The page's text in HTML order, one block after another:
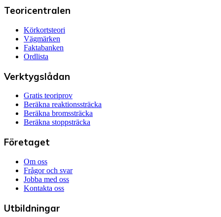
Teoricentralen
Körkortsteori
Vägmärken
Faktabanken
Ordlista
Verktygslådan
Gratis teoriprov
Beräkna reaktionssträcka
Beräkna bromssträcka
Beräkna stoppsträcka
Företaget
Om oss
Frågor och svar
Jobba med oss
Kontakta oss
Utbildningar